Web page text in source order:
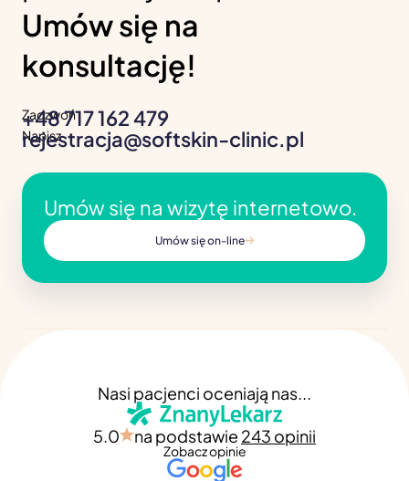
Umów się na
konsultację!
Zadzwoń
+48 717 162 479
Napisz
rejestracja@softskin-clinic.pl
Umów się na wizytę internetowo.
Umów się on-line
Nasi pacjenci oceniają nas...
5.0 na podstawie 243 opinii
Zobacz opinie